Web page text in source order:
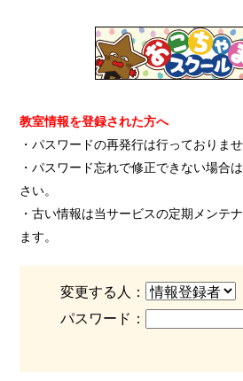
教室情報を登録された方へ
・パスワードの再発行は行っておりませ
・パスワード忘れで修正できない場合
さい。
・古い情報は当サービスの定期メンテ
ます。
変更する人：
パスワード：